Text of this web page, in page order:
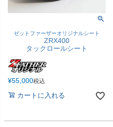
ゼットファーザーオリジナルシート
ZRX400
タックロールシート
¥55,000税込
カートに入れる